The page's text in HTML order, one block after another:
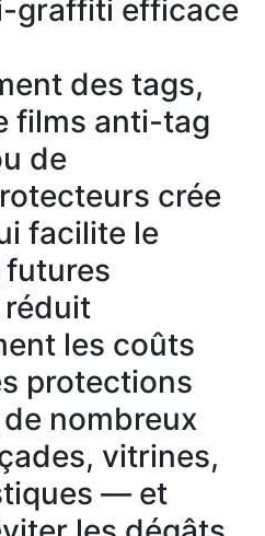
graffiti efficace
des tags,
films anti-tag
de
crée
facilite le
futures
les coûts
protections
nombreux
vitrines,
— et